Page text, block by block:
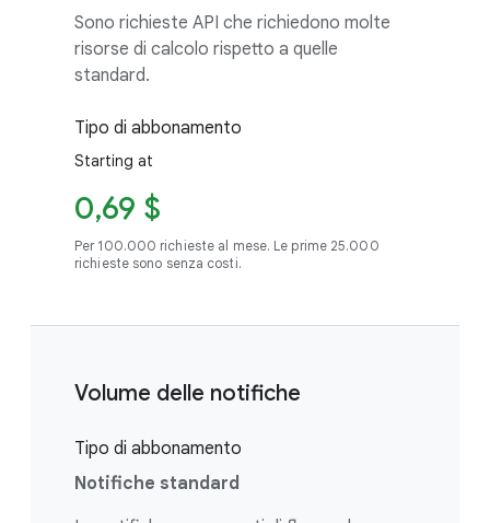
Sono richieste API che richiedono molte
risorse di calcolo rispetto a quelle
standard.
Tipo di abbonamento
Starting at
0,69 $
Per 100.000 richieste al mese. Le prime 25.000
richieste sono senza costi.
Volume delle notifiche
Tipo di abbonamento
Notifiche standard